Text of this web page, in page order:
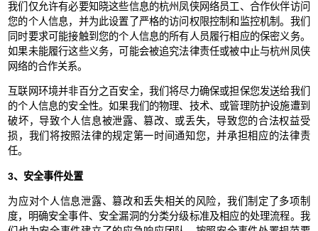
我们仅允许有必要知晓这些信息的杭州凤侠网络员工、合作伙伴访问
您的个人信息，并为此设置了严格的访问权限控制和监控机制。我们
同时要求可能接触到您的个人信息的所有人员履行相应的保密义务。
如果未能履行这些义务，可能会被追究法律责任或被中止与杭州凤侠
网络的合作关系。
互联网环境并非百分之百安全，我们将尽力确保或担保您发送给我们
的个人信息的安全性。如果我们的物理、技术、或管理防护设施遭到
破坏，导致个人信息被泄露、篡改、或丢失，导致您的合法权益受
损，我们将按照法律的规定第一时间通知您，并承担相应的法律责
任。
3、安全事件处置
为应对个人信息泄露、篡改和丢失相关的风险，我们制定了多项制
度，明确安全事件、安全漏洞的分类分级标准及相应的处理流程。我